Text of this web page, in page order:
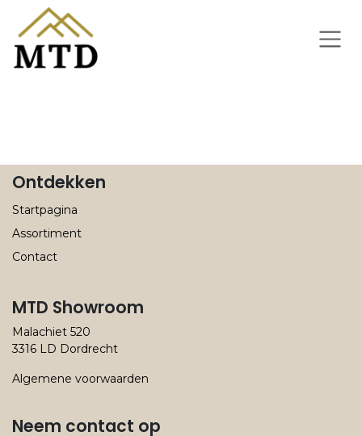
Overslaan naar inhoud
Ontdekken
Startpagina
Assortiment
Contact
MTD Showroom
Malachiet 520
3316 LD Dordrecht
Algemene voorwaarden
Neem contact op